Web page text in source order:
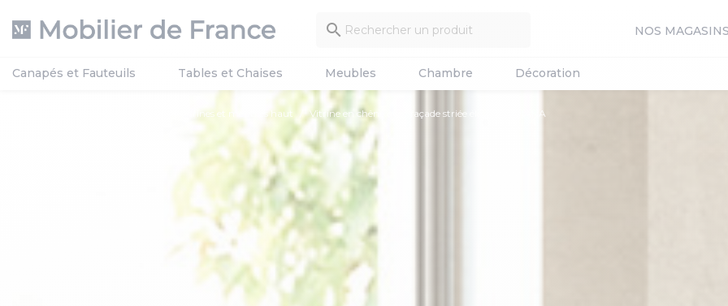
 NOS MAGASINS
Canapés et Fauteuils Tables et Chaises Meubles Chambre Décoration
Vitrines et meubles haut Vitrine en chêne avec façade striée élégante, PIANA